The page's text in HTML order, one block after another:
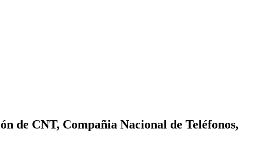
de CNT, Compañia Nacional de Teléfonos,